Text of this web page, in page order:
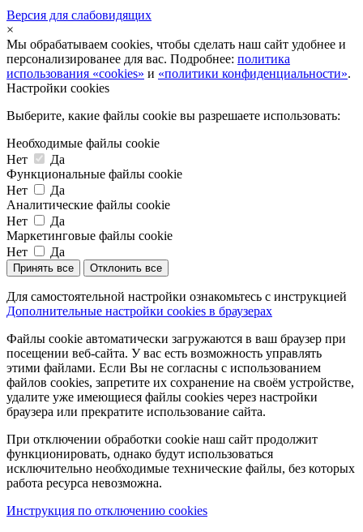
Версия для слабовидящих
×
Мы обрабатываем cookies, чтобы сделать наш сайт удобнее и
персонализированее для вас. Подробнее: политика
использования «cookies» и «политики конфиденциальности».
Настройки cookies
Выберите, какие файлы cookie вы разрешаете использовать:
Необходимые файлы cookie
Нет
Да
Функциональные файлы cookie
Нет
Да
Аналитические файлы cookie
Нет
Да
Маркетинговые файлы cookie
Нет
Да
Принять все Отклонить все
Для самостоятельной настройки ознакомьтесь с инструкцией
Дополнительные настройки cookies в браузерах
Файлы cookie автоматически загружаются в ваш браузер при
посещении веб-сайта. У вас есть возможность управлять
этими файлами. Если Вы не согласны с использованием
файлов cookies, запретите их сохранение на своём устройстве,
удалите уже имеющиеся файлы cookies через настройки
браузера или прекратите использование сайта.
При отключении обработки cookie наш сайт продолжит
функционировать, однако будут использоваться
исключительно необходимые технические файлы, без которых
работа ресурса невозможна.
Инструкция по отключению cookies